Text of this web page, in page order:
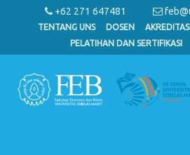
+62 271 647481
TENTANG UNS DOSEN
PELATIHAN DAN SERTIFIKASI